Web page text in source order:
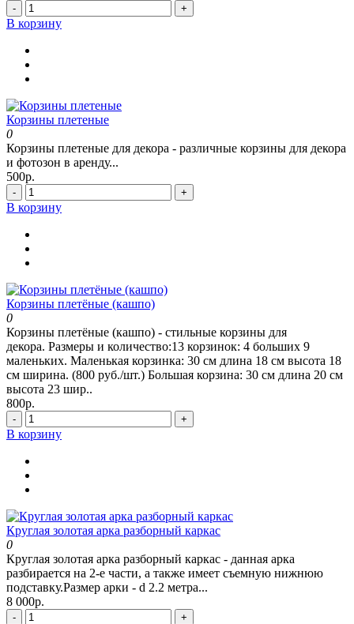
- +
В корзину
Корзины плетеные
0
Корзины плетеные для декора - различные корзины для декора
и фотозон в аренду...
500р.
- +
В корзину
Корзины плетёные (кашпо)
0
Корзины плетёные (кашпо) - стильные корзины для
декора. Размеры и количество:13 корзинок: 4 больших 9
маленьких. Маленькая корзинка: 30 см длина 18 см высота 18
см ширина. (800 руб./шт.) Большая корзина: 30 см длина 20 см
высота 23 шир..
800р.
- +
В корзину
Круглая золотая арка разборный каркас
0
Круглая золотая арка разборный каркас - данная арка
разбирается на 2-е части, а также имеет съемную нижнюю
подставку.Размер арки - d 2.2 метра...
8 000р.
- +